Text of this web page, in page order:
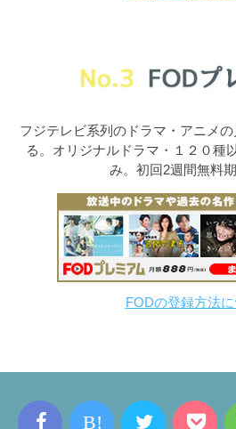
フジテレビ系列のドラマ・アニメ
る。オリジナルドラマ・１２０種
み。初回2週間無料期
FODの登録方法
B!